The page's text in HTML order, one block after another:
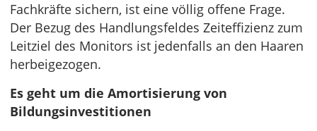
Fachkräfte sichern, ist eine völlig offene Frage.
Der Bezug des Handlungsfeldes Zeiteffizienz zum
Leitziel des Monitors ist jedenfalls an den Haaren
herbeigezogen.
Es geht um die Amortisierung von
Bildungsinvestitionen